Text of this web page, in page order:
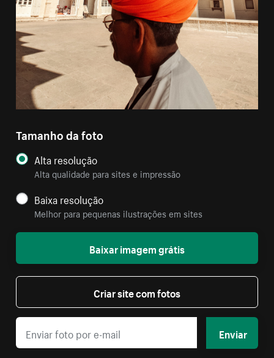
Tamanho da foto
Alta resolução
Alta qualidade para sites e impressão
Baixa resolução
Melhor para pequenas ilustrações em sites
Baixar imagem grátis
Criar site com fotos
Enviar